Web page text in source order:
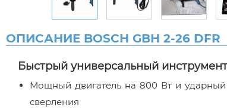
ОПИСАНИЕ BOSCH GBH 2-26 DFR
Быстрый универсальный
Мощный двигатель на 800 Вт и
сверления